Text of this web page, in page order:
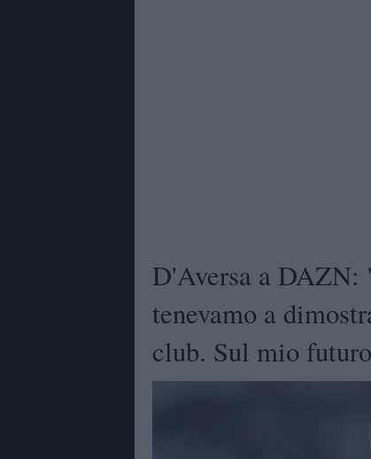
D'Aversa a DAZN:
tenevamo a
club. Sul mio